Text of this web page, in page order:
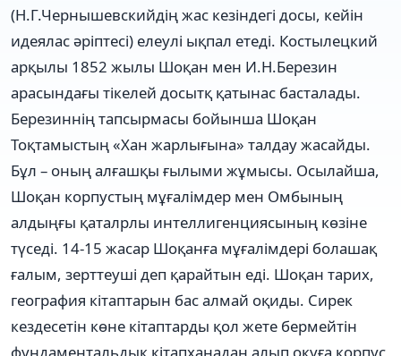
(Н.Г.Чернышевскийдің жас кезіндегі досы, кейін
идеялас әріптесі) елеулі ықпал етеді. Костылецкий
арқылы 1852 жылы Шоқан мен И.Н.Березин
арасындағы тікелей досытқ қатынас басталады.
Березиннің тапсырмасы бойынша Шоқан
Тоқтамыстың «Хан жарлығына» талдау жасайды.
Бұл – оның алғашқы ғылыми жұмысы. Осылайша,
Шоқан корпустың мұғалімдер мен Омбының
алдыңғы қаталрлы интеллигенциясының көзіне
түседі. 14-15 жасар Шоқанға мұғалімдері болашақ
ғалым, зерттеуші деп қарайтын еді. Шоқан тарих,
география кітаптарын бас алмай оқиды. Сирек
кездесетін көне кітаптарды қол жете бермейтін
фундаментальдық кітапханадан алып оқуға корпус